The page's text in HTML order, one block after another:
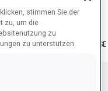
|
GESAMT ERGEBNISSE
stimmen Sie der
zu, um die
zu
zu unterstützen.